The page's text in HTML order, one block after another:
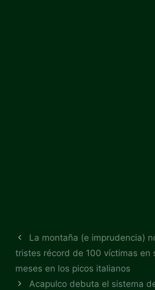
La montaña (e imprudencia)
tristes récord de 100 víctimas en
meses en los picos italianos
Acapulco debuta el sistema